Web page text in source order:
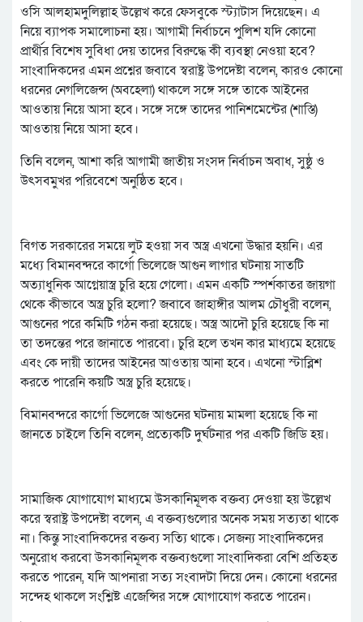
ওসি আলহামদুলিল্লাহ উল্লেখ করে ফেসবুকে স্ট্যাটাস দিয়েছেন। এ
নিয়ে ব্যাপক সমালোচনা হয়। আগামী নির্বাচনে পুলিশ যদি কোনো
প্রার্থীর বিশেষ সুবিধা দেয় তাদের বিরুদ্ধে কী ব্যবস্থা নেওয়া হবে?
সাংবাদিকদের এমন প্রশ্নের জবাবে স্বরাষ্ট্র উপদেষ্টা বলেন, কারও কোনো
ধরনের নেগলিজেন্স (অবহেলা) থাকলে সঙ্গে সঙ্গে তাকে আইনের
আওতায় নিয়ে আসা হবে। সঙ্গে সঙ্গে তাদের পানিশমেন্টের (শাস্তি)
আওতায় নিয়ে আসা হবে।
তিনি বলেন, আশা করি আগামী জাতীয় সংসদ নির্বাচন অবাধ, সুষ্ঠু ও
উৎসবমুখর পরিবেশে অনুষ্ঠিত হবে।
বিগত সরকারের সময়ে লুট হওয়া সব অস্ত্র এখনো উদ্ধার হয়নি। এর
মধ্যে বিমানবন্দরে কার্গো ভিলেজে আগুন লাগার ঘটনায় সাতটি
অত্যাধুনিক আগ্নেয়াস্ত্র চুরি হয়ে গেলো। এমন একটি স্পর্শকাতর জায়গা
থেকে কীভাবে অস্ত্র চুরি হলো? জবাবে জাহাঙ্গীর আলম চৌধুরী বলেন,
আগুনের পরে কমিটি গঠন করা হয়েছে। অস্ত্র আদৌ চুরি হয়েছে কি না
তা তদন্তের পরে জানাতে পারবো। চুরি হলে তখন কার মাধ্যমে হয়েছে
এবং কে দায়ী তাদের আইনের আওতায় আনা হবে। এখনো স্টাব্লিশ
করতে পারেনি কয়টি অস্ত্র চুরি হয়েছে।
বিমানবন্দরে কার্গো ভিলেজে আগুনের ঘটনায় মামলা হয়েছে কি না
জানতে চাইলে তিনি বলেন, প্রত্যেকটি দুর্ঘটনার পর একটি জিডি হয়।
সামাজিক যোগাযোগ মাধ্যমে উসকানিমূলক বক্তব্য দেওয়া হয় উল্লেখ
করে স্বরাষ্ট্র উপদেষ্টা বলেন, এ বক্তব্যগুলোর অনেক সময় সত্যতা থাকে
না। কিন্তু সাংবাদিকদের বক্তব্য সত্যি থাকে। সেজন্য সাংবাদিকদের
অনুরোধ করবো উসকানিমূলক বক্তব্যগুলো সাংবাদিকরা বেশি প্রতিহত
করতে পারেন, যদি আপনারা সত্য সংবাদটা দিয়ে দেন। কোনো ধরনের
সন্দেহ থাকলে সংশ্লিষ্ট এজেন্সির সঙ্গে যোগাযোগ করতে পারেন।